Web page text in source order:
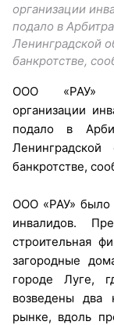
организации
подало в
Ленинградской
банкротстве,
ООО «РАУ»
организации
подало в
банкротстве,
ООО «РАУ» было
инвалидов.
строительная
загородные
городе Луге,
возведены два
рынке, вдоль